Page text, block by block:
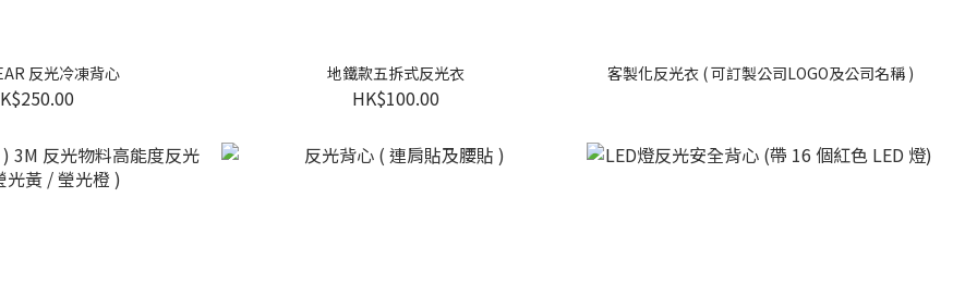
反光冷凍背心 地鐵款五拆式反光衣
HK$100.00
客製化反光衣 ( 可訂製公司LOGO及公司名稱 )